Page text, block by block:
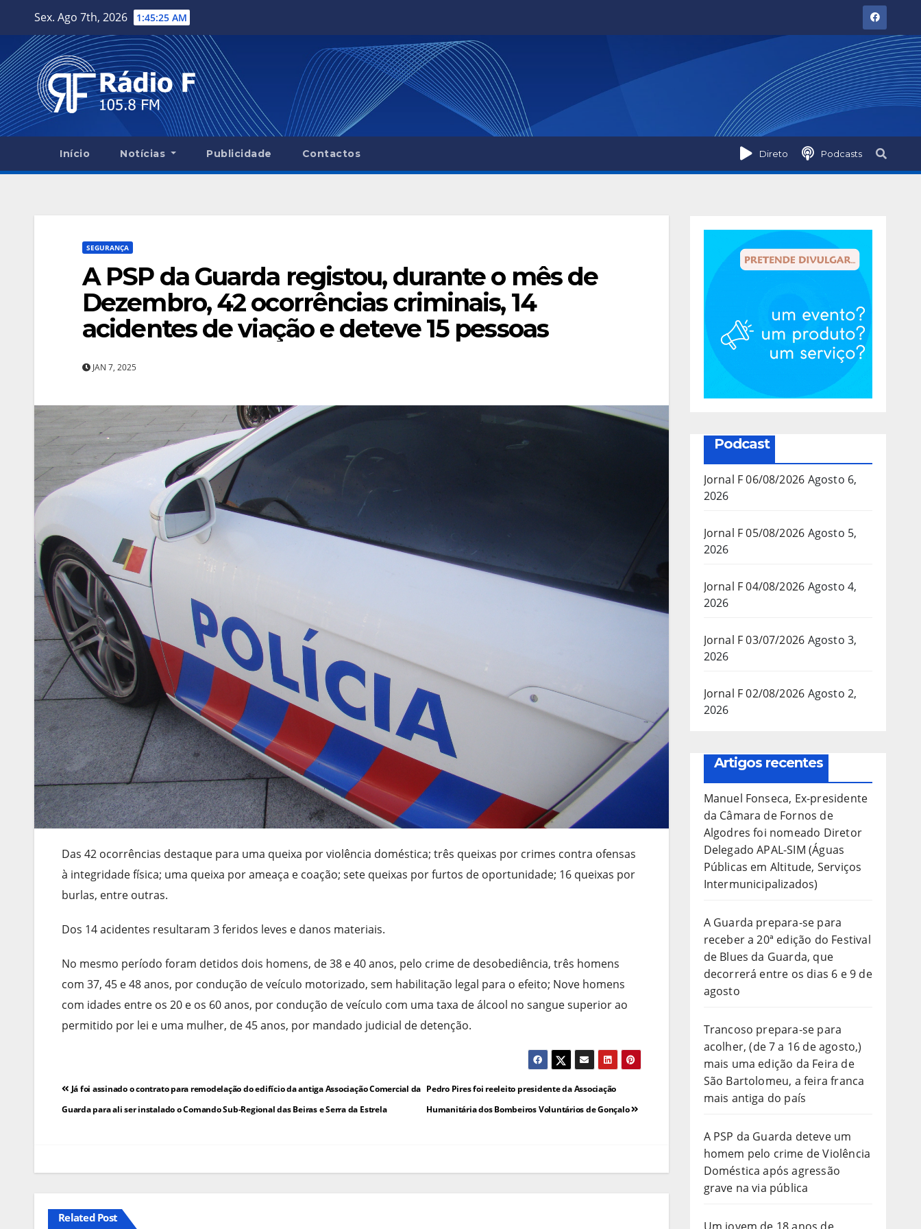
content
Sex. Ago 7th, 2026 1:45:26 AM
Direto Podcasts
Início Notícias Publicidade Contactos
SEGURANÇA
A PSP da Guarda registou, durante o mês de
Dezembro, 42 ocorrências criminais, 14
acidentes de viação e deteve 15 pessoas
JAN 7, 2025
Das 42 ocorrências destaque para uma queixa por violência doméstica; três queixas por crimes contra ofensas
à integridade física; uma queixa por ameaça e coação; sete queixas por furtos de oportunidade; 16 queixas por
burlas, entre outras.
Dos 14 acidentes resultaram 3 feridos leves e danos materiais.
No mesmo período foram detidos dois homens, de 38 e 40 anos, pelo crime de desobediência, três homens
com 37, 45 e 48 anos, por condução de veículo motorizado, sem habilitação legal para o efeito; Nove homens
com idades entre os 20 e os 60 anos, por condução de veículo com uma taxa de álcool no sangue superior ao
permitido por lei e uma mulher, de 45 anos, por mandado judicial de detenção.
Navegação
de
Pedro Pires foi reeleito presidente da Associação
Humanitária dos Bombeiros Voluntários de Gonçalo
Já foi assinado o contrato para remodelação do edifício da antiga Associação Comercial da
Guarda para ali ser instalado o Comando Sub-Regional das Beiras e Serra da Estrela
Related Post
Podcast
Jornal F 06/08/2026 Agosto 6,
2026
Jornal F 05/08/2026 Agosto 5,
2026
Jornal F 04/08/2026 Agosto 4,
2026
Jornal F 03/07/2026 Agosto 3,
2026
Jornal F 02/08/2026 Agosto 2,
2026
Artigos recentes
Manuel Fonseca, Ex-presidente
da Câmara de Fornos de
Algodres foi nomeado Diretor
Delegado APAL-SIM (Águas
Públicas em Altitude, Serviços
Intermunicipalizados)
A Guarda prepara-se para
receber a 20ª edição do Festival
de Blues da Guarda, que
decorrerá entre os dias 6 e 9 de
agosto
Trancoso prepara-se para
acolher, (de 7 a 16 de agosto,)
mais uma edição da Feira de
São Bartolomeu, a feira franca
mais antiga do país
A PSP da Guarda deteve um
homem pelo crime de Violência
Doméstica após agressão
grave na via pública